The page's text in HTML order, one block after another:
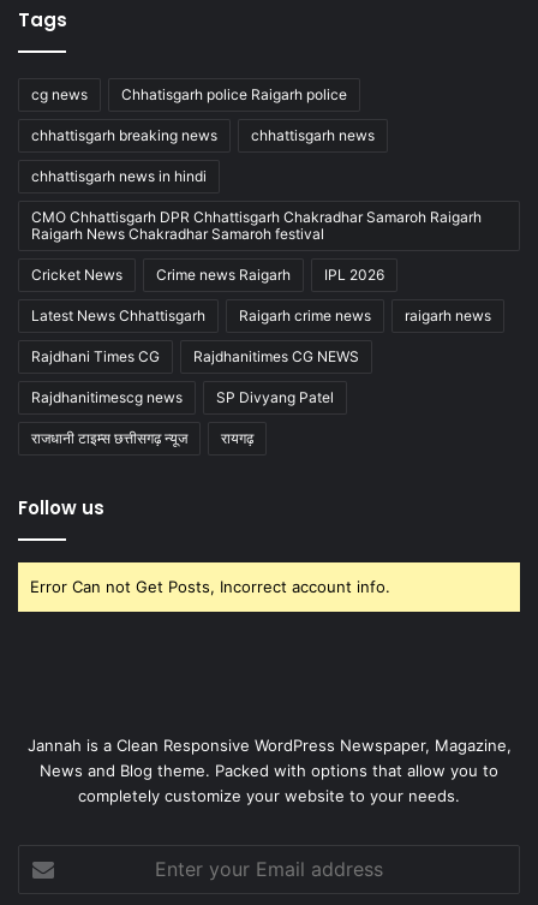
Tags
cg news Chhatisgarh police Raigarh police
chhattisgarh breaking news chhattisgarh news
chhattisgarh news in hindi
CMO Chhattisgarh DPR Chhattisgarh Chakradhar Samaroh Raigarh
Raigarh News Chakradhar Samaroh festival
Cricket News Crime news Raigarh IPL 2026
Latest News Chhattisgarh Raigarh crime news raigarh news
Rajdhani Times CG Rajdhanitimes CG NEWS
Rajdhanitimescg news SP Divyang Patel
राजधानी टाइम्स छत्तीसगढ़ न्यूज रायगढ़
Follow us
Error Can not Get Posts, Incorrect account info.
Jannah is a Clean Responsive WordPress Newspaper, Magazine,
News and Blog theme. Packed with options that allow you to
completely customize your website to your needs.
your